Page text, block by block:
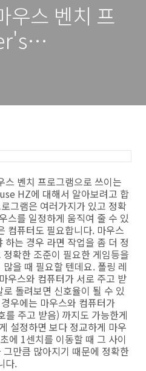
우스 벤치 프
스 벤치 프로그램으로 쓰이는
HZ에 대해서 알아보려고 합
그램은 여러가지가 있고 정확
스를 일정하게 움직여 줄 수 있
컴퓨터도 필요합니다. 마우스
는 경우 라면 작업을 좀 더 정
확한 조준이 필요한 게임등을
을 때 필요할 텐데요. 폴링 레
우스와 컴퓨터가 서로 주고 받
돌려보면 신호율이 될 수 있
우에는 마우스와 컴퓨터가
주고 받음) 까지도 가능한게
설정하면 보다 정교하게 마우
에 1센치를 이동할 때 그 사이
만큼 많아지기 때문에 정확한
다.